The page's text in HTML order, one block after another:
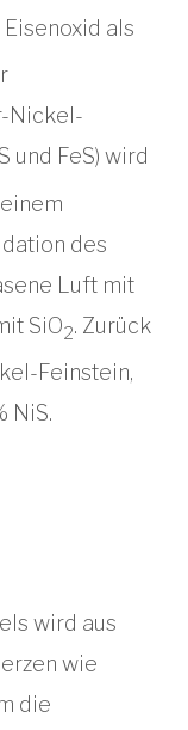
als
Nickel-
S und FeS) wird
des
Luft mit
SiO2. Zurück
Feinstein,
NiS.
wird aus
wie
die